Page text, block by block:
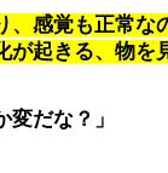
、感覚も正常な
が起きる、物を
変だな？」